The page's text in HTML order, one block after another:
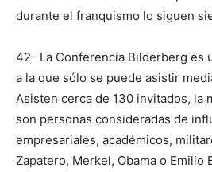
durante el franquismo lo siguen
42- La Conferencia Bilderberg es
a la que sólo se puede asistir
Asisten cerca de 130 invitados, la
son personas consideradas de
empresariales, académicos,
Zapatero, Merkel, Obama o Emilio